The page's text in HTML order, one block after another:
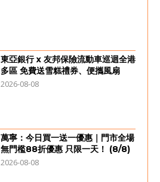
東亞銀行 x 友邦保險流動車巡迴全港
多區 免費送雪糕禮券、便攜風扇
2026-08-08
萬寧：今日買一送一優惠｜門市全場
無門檻88折優惠 只限一天！ (8/8)
2026-08-08